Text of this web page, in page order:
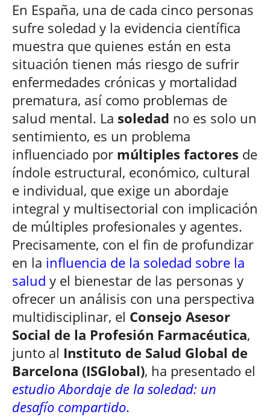
En España, una de cada cinco personas
sufre soledad y la evidencia científica
muestra que quienes están en esta
situación tienen más riesgo de sufrir
enfermedades crónicas y mortalidad
prematura, así como problemas de
salud mental. La soledad no es solo un
sentimiento, es un problema
influenciado por múltiples factores de
índole estructural, económico, cultural
e individual, que exige un abordaje
integral y multisectorial con implicación
de múltiples profesionales y agentes.
Precisamente, con el fin de profundizar
en la influencia de la soledad sobre la
salud y el bienestar de las personas y
ofrecer un análisis con una perspectiva
multidisciplinar, el Consejo Asesor
Social de la Profesión Farmacéutica,
junto al Instituto de Salud Global de
Barcelona (ISGlobal), ha presentado el
estudio Abordaje de la soledad: un
desafío compartido.